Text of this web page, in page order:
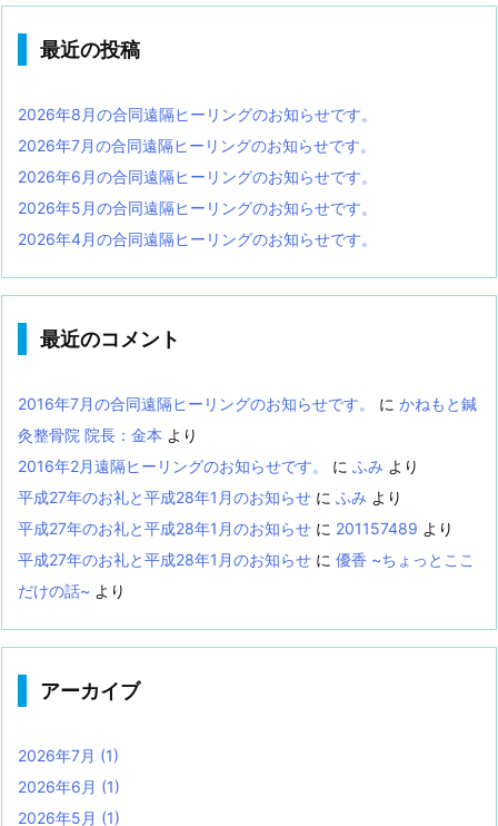
最近の投稿
2026年8月の合同遠隔ヒーリングのお知らせです。
2026年7月の合同遠隔ヒーリングのお知らせです。
2026年6月の合同遠隔ヒーリングのお知らせです。
2026年5月の合同遠隔ヒーリングのお知らせです。
2026年4月の合同遠隔ヒーリングのお知らせです。
最近のコメント
2016年7月の合同遠隔ヒーリングのお知らせです。 に かねもと鍼
灸整骨院 院長：金本 より
2016年2月遠隔ヒーリングのお知らせです。
に ふみ より
平成27年のお礼と平成28年1月のお知らせ に ふみ より
平成27年のお礼と平成28年1月のお知らせ に 201157489 より
平成27年のお礼と平成28年1月のお知らせ に 優香 ~ちょっとここ
だけの話~ より
アーカイブ
2026年7月 (1)
2026年6月 (1)
2026年5月 (1)